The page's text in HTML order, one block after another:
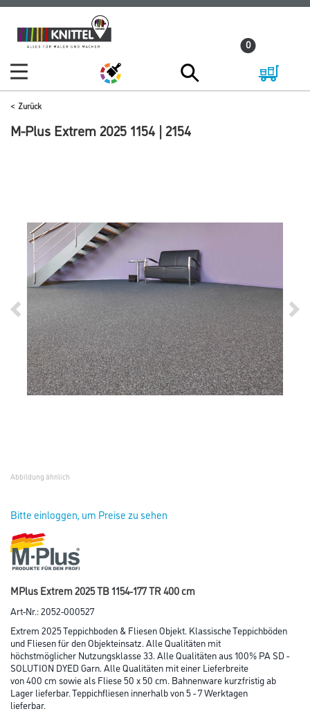
Zum
Inhalt
Zum
Navigationsmenü
0
Zurück
M-Plus Extrem 2025 1154 | 2154
Abbildung ähnlich
Bitte einloggen, um Preise zu sehen
MPlus Extrem 2025 TB 1154-177 TR 400 cm
Art-Nr.:2052-000527
Extrem 2025 Teppichboden & Fliesen Objekt. Klassische Teppichböden
und Fliesen für den Objekteinsatz. Alle Qualitäten mit
höchstmöglicher Nutzungsklasse 33. Alle Qualitäten aus 100% PA SD -
SOLUTION DYED Garn. Alle Qualitäten mit einer Lieferbreite
von 400 cm sowie als Fliese 50 x 50 cm. Bahnenware kurzfristig ab
Lager lieferbar. Teppichfliesen innerhalb von 5 - 7 Werktagen
lieferbar.